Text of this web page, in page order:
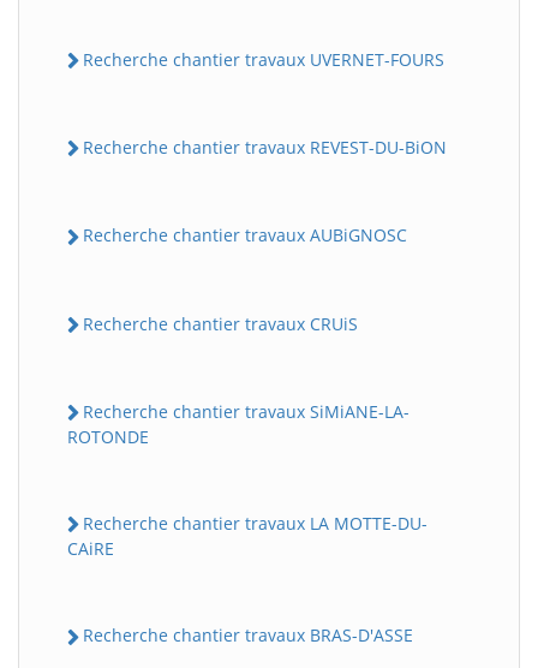
Recherche chantier travaux UVERNET-FOURS
Recherche chantier travaux REVEST-DU-BiON
Recherche chantier travaux AUBiGNOSC
Recherche chantier travaux CRUiS
Recherche chantier travaux SiMiANE-LA-
ROTONDE
Recherche chantier travaux LA MOTTE-DU-
CAiRE
Recherche chantier travaux BRAS-D'ASSE